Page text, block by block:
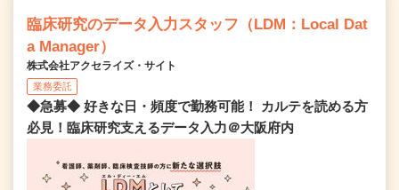
臨床研究のデータ入力スタッフ（LDM：Local Dat
a Manager）
株式会社アクセライズ・サイト
業務委託
◆急募◆ 好きな日・頻度で勤務可能！ カルテを読める方
必見！臨床研究支えるデータ入力＠大阪府内